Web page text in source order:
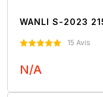
WANLI S-2023
15 Avis
N/A